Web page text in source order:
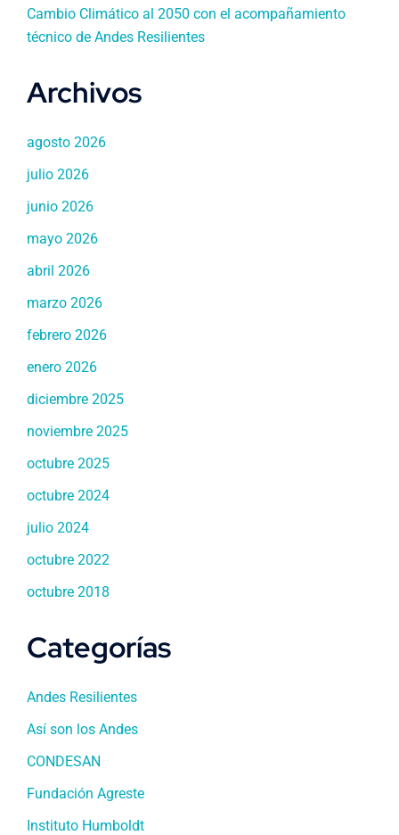
Cambio Climático al 2050 con el acompañamiento
técnico de Andes Resilientes
Archivos
agosto 2026
julio 2026
junio 2026
mayo 2026
abril 2026
marzo 2026
febrero 2026
enero 2026
diciembre 2025
noviembre 2025
octubre 2025
octubre 2024
julio 2024
octubre 2022
octubre 2018
Categorías
Andes Resilientes
Así son los Andes
CONDESAN
Fundación Agreste
Instituto Humboldt